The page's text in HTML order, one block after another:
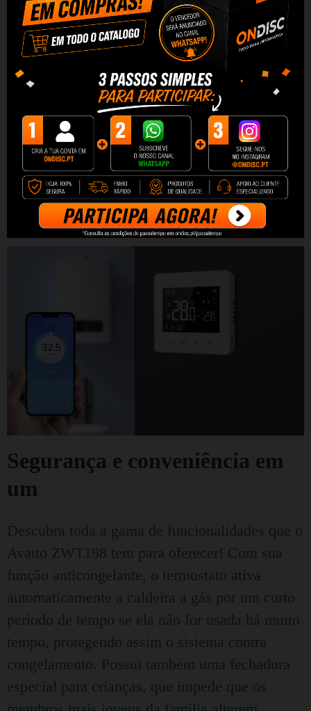
smartphone ou tablet. Com compatibilidade
com Amazon Alexa e Google Home, você pode
controlar convenientemente a temperatura em
sua casa com comandos de voz simples sem se
levantar da cadeira. Além do mais, o Avatto
ZWT198 oferece um recurso de acesso
compartilhado para que outros membros da sua
família possam controlar de forma inteligente a
temperatura em sua casa.
Segurança e conveniência em
um
Descubra toda a gama de funcionalidades que o
Avatto ZWT198 tem para oferecer! Com sua
função anticongelante, o termostato ativa
automaticamente a caldeira a gás por um curto
período de tempo se ela não for usada há muito
tempo, protegendo assim o sistema contra
congelamento. Possui também uma fechadura
especial para crianças, que impede que os